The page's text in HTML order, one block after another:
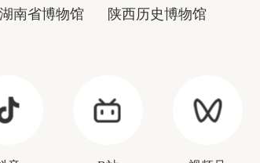
湖南省博物馆 陕西历史博物馆